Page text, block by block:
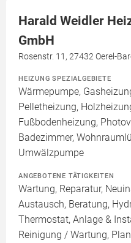
Harald Weidler
GmbH
Rosenstr. 11, 27432 Oerel-
HEIZUNG SPEZIALGEBIETE
Wärmepumpe,
Pelletheizung,
Fußbodenheizung,
Badezimmer,
Umwälzpumpe
ANGEBOTENE TÄTIGKEITEN
Wartung, Reparatur,
Austausch, Beratung,
Thermostat, Anlage &
Reinigung / Wartung,